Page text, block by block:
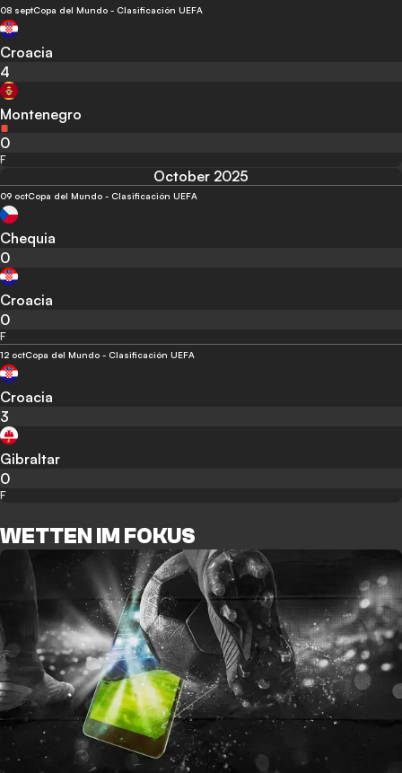
08 septCopa del Mundo - Clasificación UEFA
Croacia
4
Montenegro
0
F
October 2025
09 octCopa del Mundo - Clasificación UEFA
Chequia
0
Croacia
0
F
12 octCopa del Mundo - Clasificación UEFA
Croacia
3
Gibraltar
0
F
WETTEN IM FOKUS